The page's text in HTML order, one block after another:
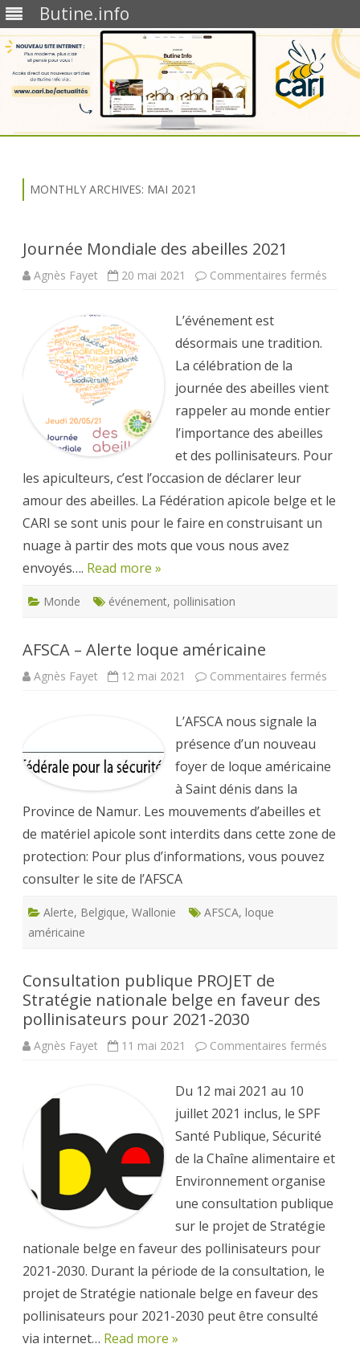
Butine.info
MONTHLY ARCHIVES: MAI 2021
Journée Mondiale des abeilles 2021
Agnès Fayet 20 mai 2021 Commentaires fermés
L’événement est
désormais une tradition.
La célébration de la
journée des abeilles vient
rappeler au monde entier
l’importance des abeilles
et des pollinisateurs. Pour
les apiculteurs, c’est l’occasion de déclarer leur
amour des abeilles. La Fédération apicole belge et le
CARI se sont unis pour le faire en construisant un
nuage à partir des mots que vous nous avez
envoyés…. Read more »
Monde événement, pollinisation
AFSCA – Alerte loque américaine
Agnès Fayet 12 mai 2021 Commentaires fermés
L’AFSCA nous signale la
présence d’un nouveau
foyer de loque américaine
à Saint dénis dans la
Province de Namur. Les mouvements d’abeilles et
de matériel apicole sont interdits dans cette zone de
protection: Pour plus d’informations, vous pouvez
consulter le site de l’AFSCA
Alerte, Belgique, Wallonie AFSCA, loque
américaine
Consultation publique PROJET de
Stratégie nationale belge en faveur des
pollinisateurs pour 2021-2030
Agnès Fayet 11 mai 2021 Commentaires fermés
des
2030
Du 12 mai 2021 au 10
juillet 2021 inclus, le SPF
Santé Publique, Sécurité
de la Chaîne alimentaire et
Environnement organise
une consultation publique
sur le projet de Stratégie
nationale belge en faveur des pollinisateurs pour
2021-2030. Durant la période de la consultation, le
projet de Stratégie nationale belge en faveur des
pollinisateurs pour 2021-2030 peut être consulté
via internet… Read more »